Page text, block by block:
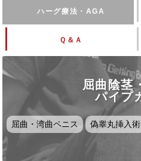
ハーグ療法・AGA
Ｑ＆Ａ
屈曲陰茎
パイプ
屈曲・湾曲ペニス 偽睾丸挿入術